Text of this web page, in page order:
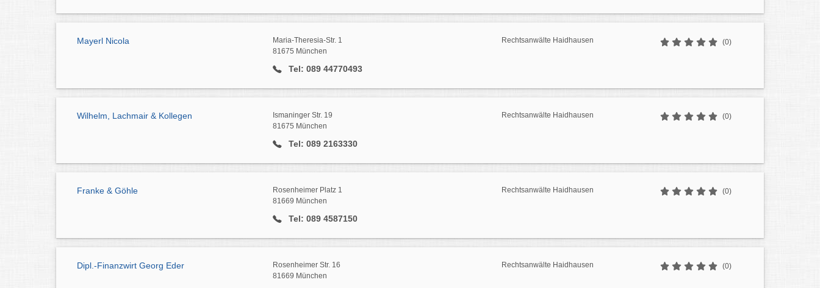
Mayerl Nicola
Maria-Theresia-Str. 1
81675 München
Tel: 089 44770493
Rechtsanwälte Haidhausen (0)
Wilhelm, Lachmair & Kollegen
Ismaninger Str. 19
81675 München
Tel: 089 2163330
Rechtsanwälte Haidhausen (0)
Franke & Göhle
Rosenheimer Platz 1
81669 München
Tel: 089 4587150
Rechtsanwälte Haidhausen (0)
Dipl.-Finanzwirt Georg Eder
Rosenheimer Str. 16
81669 München
Rechtsanwälte Haidhausen (0)